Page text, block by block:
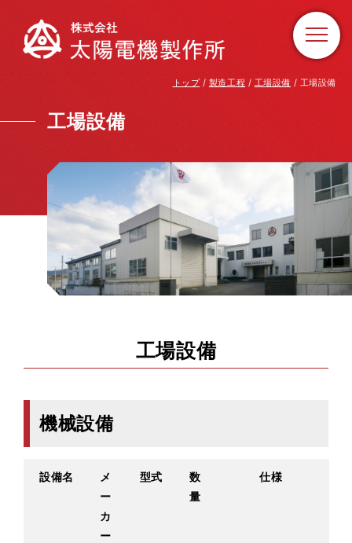
現
在
トップ/ 製造工程 / 工場設備 / 工場設備
工場設備
工場設備
機械設備
設備名
メ
ー
カ
ー
型式
数
量
仕様